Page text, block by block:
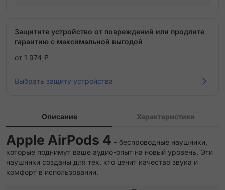
Защитите устройство от повреждений или продлите
гарантию с максимальной выгодой
от 1 974 ₽
Выбрать защиту устройства
Описание Характеристики
Apple AirPods 4 – беспроводные наушники,
которые поднимут ваше аудио-опыт на новый уровень. Эти
наушники созданы для тех, кто ценит качество звука и
комфорт в использовании.